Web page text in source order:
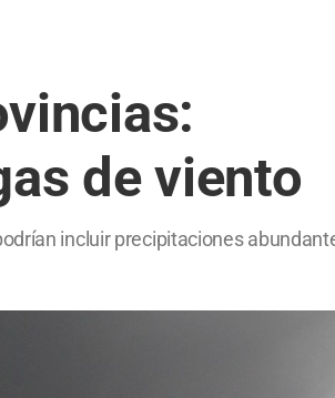
de viento
incluir precipitaciones